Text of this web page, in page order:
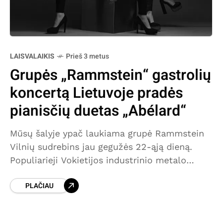
LAISVALAIKIS Prieš 3 metus
Grupės „Rammstein“ gastrolių
koncertą Lietuvoje pradės
pianisčių duetas „Abélard“
Mūsų šalyje ypač laukiama grupė Rammstein
Vilnių sudrebins jau gegužės 22-ąją dieną.
Populiarieji Vokietijos industrinio metalo
gastroles Europoje pradės Lietuvoje. Visi
PLAČIAU